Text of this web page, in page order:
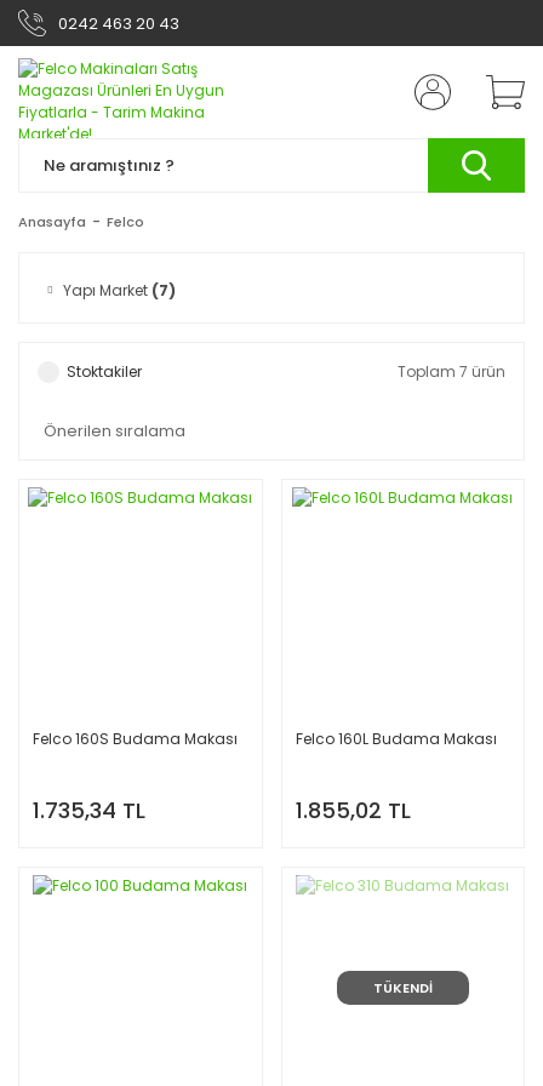
0242 463 20 43
Anasayfa Felco
Yapı Market (7)
Stoktakiler Toplam 7 ürün
Felco 160S Budama Makası
1.735,34 TL
Felco 160L Budama Makası
1.855,02 TL
TÜKENDİ